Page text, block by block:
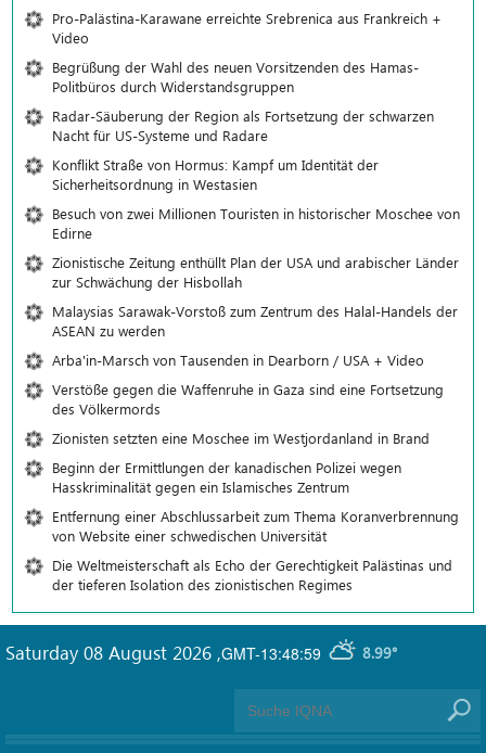
Pro-Palästina-Karawane erreichte Srebrenica aus Frankreich +
Video
Begrüßung der Wahl des neuen Vorsitzenden des Hamas-
Politbüros durch Widerstandsgruppen
Radar-Säuberung der Region als Fortsetzung der schwarzen
Nacht für US-Systeme und Radare
Konflikt Straße von Hormus: Kampf um Identität der
Sicherheitsordnung in Westasien
Besuch von zwei Millionen Touristen in historischer Moschee von
Edirne
Zionistische Zeitung enthüllt Plan der USA und arabischer Länder
zur Schwächung der Hisbollah
Malaysias Sarawak-Vorstoß zum Zentrum des Halal-Handels der
ASEAN zu werden
Arba'in-Marsch von Tausenden in Dearborn / USA + Video
Verstöße gegen die Waffenruhe in Gaza sind eine Fortsetzung
des Völkermords
Zionisten setzten eine Moschee im Westjordanland in Brand
Beginn der Ermittlungen der kanadischen Polizei wegen
Hasskriminalität gegen ein Islamisches Zentrum
Entfernung einer Abschlussarbeit zum Thema Koranverbrennung
von Website einer schwedischen Universität
Die Weltmeisterschaft als Echo der Gerechtigkeit Palästinas und
der tieferen Isolation des zionistischen Regimes
GMT-13:48:59 8.99°
Saturday 08 August 2026 ,